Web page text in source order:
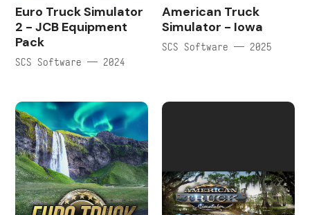
Euro Truck Simulator
2 - JCB Equipment
Pack
SCS Software — 2024
American Truck
Simulator - Iowa
SCS Software — 2025